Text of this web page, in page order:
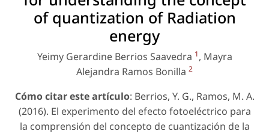
of quantization of Radiation
energy
Yeimy Gerardine Berrios Saavedra 1, Mayra
Alejandra Ramos Bonilla 2
Cómo citar este artículo: Berrios, Y. G., Ramos, M. A.
(2016). El experimento del efecto fotoeléctrico para
la comprensión del concepto de cuantización de la